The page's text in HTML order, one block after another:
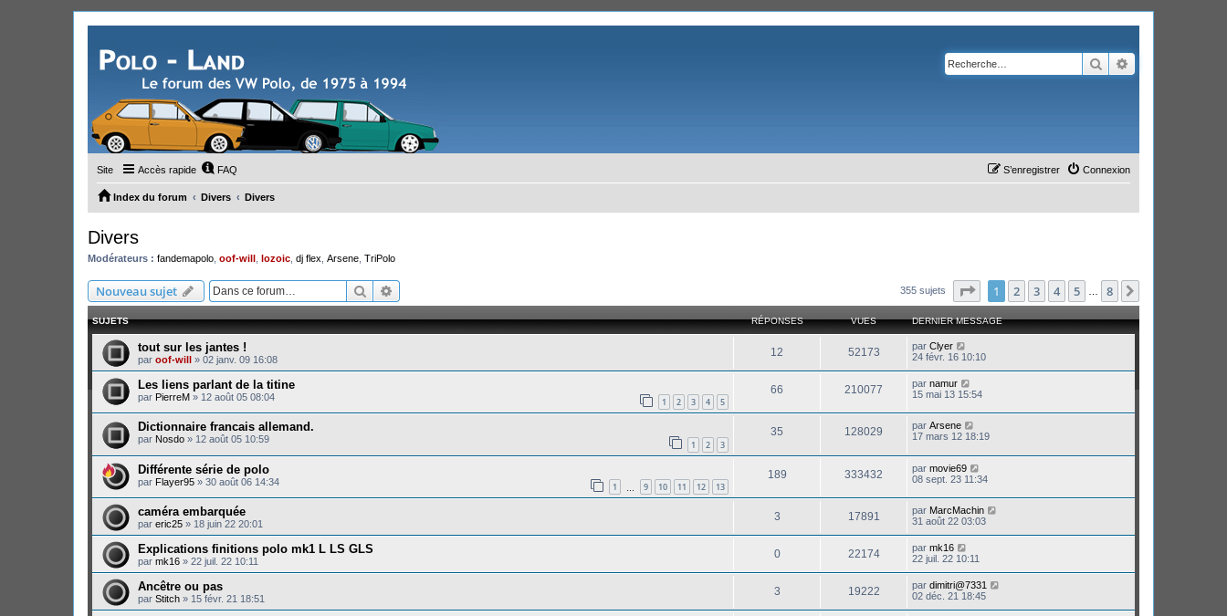
Rechercher
Site Accès rapide FAQ Connexion
S’enregistrer
Index du forum Divers Divers
Divers
Modérateurs : fandemapolo oof-will lozoic dj flex Arsene TriPolo
Nouveau sujet Rechercher 355 sujets Page sur8
1 2 3 4 5 8
SUJETS RÉPONSES VUES DERNIER MESSAGE
tout sur les jantes !
par oof-will » 02 janv. 09 16:08
12 52173 par Clyer
24 févr. 16 10:10
Les liens parlant de la titine
par PierreM » 12 août 05 08:04 1 2 3 4 5
66 210077 par namur
15 mai 13 15:54
Dictionnaire francais allemand.
par Nosdo » 12 août 05 10:59 1 2 3
35 128029 par Arsene
17 mars 12 18:19
Différente série de polo
par Flayer95 » 30 août 06 14:34 1 9 10 11 12 13
189 333432 par movie69
08 sept. 23 11:34
caméra embarquée
par eric25 » 18 juin 22 20:01
3 17891 par MarcMachin
31 août 22 03:03
Explications finitions polo mk1 L LS GLS
par mk16 » 22 juil. 22 10:11
0 22174 par mk16
22 juil. 22 10:11
Ancêtre ou pas
par Stitch » 15 févr. 21 18:51
3 19222 par dimitri@7331
02 déc. 21 18:45